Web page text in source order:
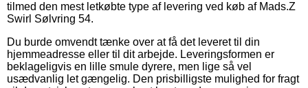
tilmed den mest letkøbte type af levering ved køb af Mads.Z
Swirl Sølvring 54.
Du burde omvendt tænke over at få det leveret til din
hjemmeadresse eller til dit arbejde. Leveringsformen er
beklageligvis en lille smule dyrere, men lige så vel
usædvanlig let gængelig. Den prisbilligste mulighed for fragt